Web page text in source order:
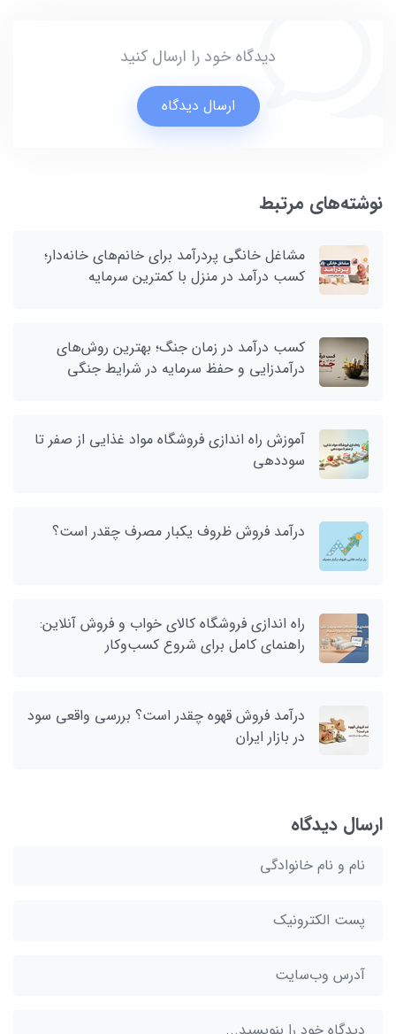
دیدگاه خود را ارسال کنید
ارسال دیدگاه
نوشته‌های مرتبط
مشاغل خانگی پردرآمد برای خانم‌های خانه‌دار؛
کسب درآمد در منزل با کمترین سرمایه
کسب درآمد در زمان جنگ؛ بهترین روش‌های
درآمدزایی و حفظ سرمایه در شرایط جنگی
آموزش راه اندازی فروشگاه مواد غذایی از صفر تا
سوددهی
درآمد فروش ظروف یکبار مصرف چقدر است؟
راه اندازی فروشگاه کالای خواب و فروش آنلاین:
راهنمای کامل برای شروع کسب‌وکار
درآمد فروش قهوه چقدر است؟ بررسی واقعی سود
در بازار ایران
ارسال دیدگاه